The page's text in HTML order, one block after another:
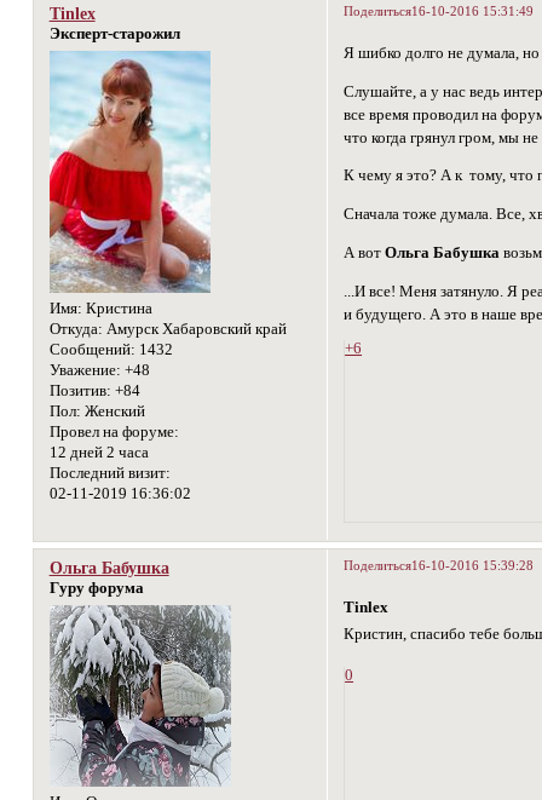
Поделиться16-10-2016 15:31:49
Tinlex
Эксперт-старожил
Имя: Кристина
Откуда: Амурск Хабаровский край
Сообщений: 1432
Уважение: +48
Позитив: +84
Пол: Женский
Провел на форуме:
12 дней 2 часа
Последний визит:
02-11-2019 16:36:02
Я шибко долго не думала,
Слушайте, а у нас ведь
все время проводил на
что когда грянул гром, мы
К чему я это? А к тому, что
Сначала тоже думала. Все,
А вотОльга Бабушка
...И все! Меня затянуло. Я
и будущего. А это в наше
+6
Поделиться16-10-2016 15:39:28
Ольга Бабушка
Гуру форума
Tinlex
Кристин, спасибо тебе
0